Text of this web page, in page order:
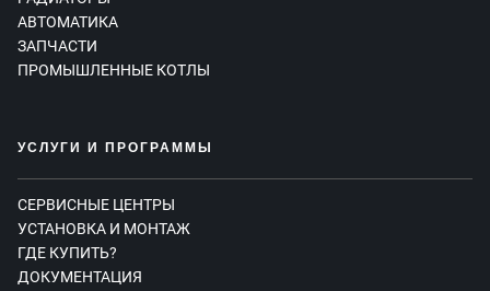
АВТОМАТИКА
ЗАПЧАСТИ
ПРОМЫШЛЕННЫЕ КОТЛЫ
УСЛУГИ И ПРОГРАММЫ
СЕРВИСНЫЕ ЦЕНТРЫ
УСТАНОВКА И МОНТАЖ
ГДЕ КУПИТЬ?
ДОКУМЕНТАЦИЯ